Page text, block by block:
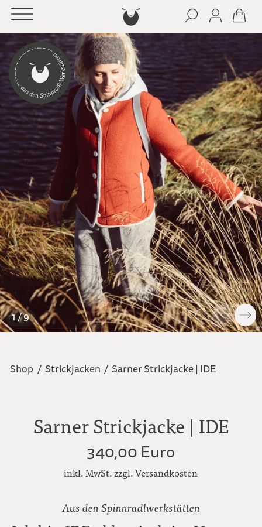
1 / 9
Shop / Strickjacken / Sarner Strickjacke | IDE
Sarner Strickjacke | IDE
340,00 Euro
inkl. MwSt. zzgl. Versandkosten
Aus den Spinnradlwerkstätten